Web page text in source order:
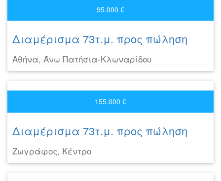
95.000 €
Διαμέρισμα 73τ.μ. προς πώληση
Αθήνα, Άνω Πατήσια-Κλωναρίδου
155.000 €
Διαμέρισμα 73τ.μ. προς πώληση
Ζωγράφος, Κέντρο